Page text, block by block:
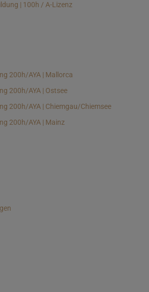
| 100h / A-Lizenz
200h/AYA | Mallorca
200h/AYA | Ostsee
200h/AYA | Chiemgau/Chiemsee
200h/AYA | Mainz